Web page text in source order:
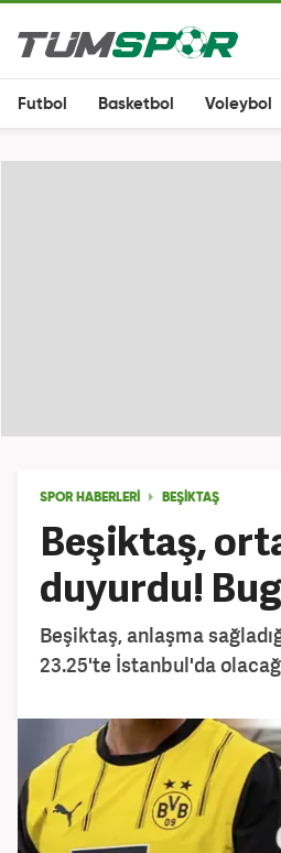
Futbol Basketbol Voleybol
SPOR HABERLERİ BEŞIKTAŞ
Beşiktaş,
duyurdu!
Beşiktaş, anlaşma
23.25'te İstanbul'da